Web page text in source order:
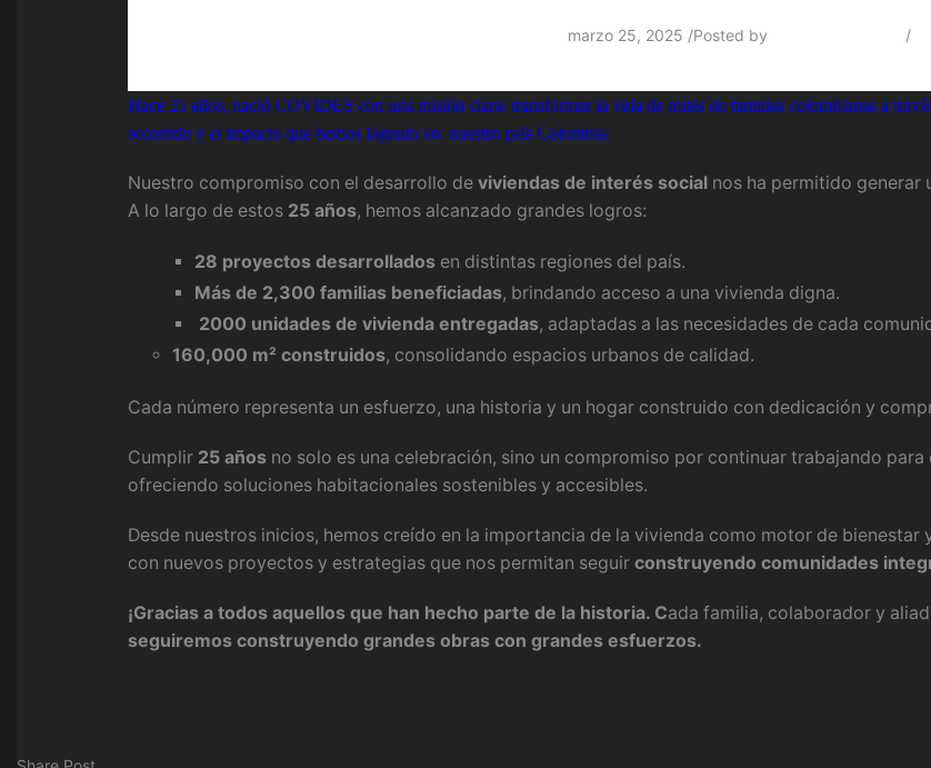
marzo 25, 2025 /Posted by /
Hace 25 años, nació COVIDES con una misión clara: transformar la vida de miles de familias colombianas a
recorrido y el impacto que hemos logrado en nuestro país Colombia.
Nuestro compromiso con el desarrollo de viviendas de interés social nos ha permitido generar
A lo largo de estos 25 años, hemos alcanzado grandes logros:
28 proyectos desarrollados en distintas regiones del país.
Más de 2,300 familias beneficiadas, brindando acceso a una vivienda digna.
2000 unidades de vivienda entregadas, adaptadas a las necesidades de cada
160,000 m² construidos, consolidando espacios urbanos de calidad.
Cada número representa un esfuerzo, una historia y un hogar construido con dedicación y
Cumplir 25 años no solo es una celebración, sino un compromiso por continuar trabajando
ofreciendo soluciones habitacionales sostenibles y accesibles.
Desde nuestros inicios, hemos creído en la importancia de la vivienda como motor de
con nuevos proyectos y estrategias que nos permitan seguir construyendo comunidades
¡Gracias a todos aquellos que han hecho parte de la historia. Cada familia, colaborador y
seguiremos construyendo grandes obras con grandes esfuerzos.